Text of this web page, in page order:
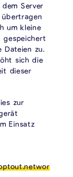
Server
um kleine
gespeichert
Dateien zu.
sich die
dieser
zur
Einsatz